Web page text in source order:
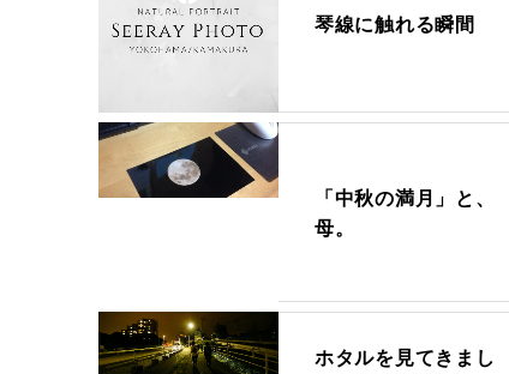
琴線に触れる瞬間
「中秋の満月」と、
母。
ホタルを見てきまし